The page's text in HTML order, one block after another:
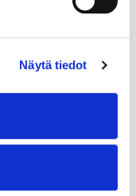
Näytä tiedot